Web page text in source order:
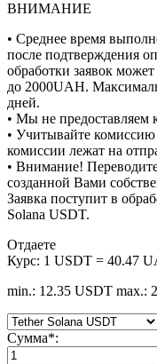
ВНИМАНИЕ
• Среднее время
после подтверждения
обработки заявок
до 2000UAH.
дней.
• Мы не предоставляем
• Учитывайте
комиссии лежат на
• Внимание!
созданной Вами
Заявка поступит в
Solana USDT.
Отдаете
Курс: 1 USDT = 40.47
min.: 12.35 USDT max.:
Сумма*: